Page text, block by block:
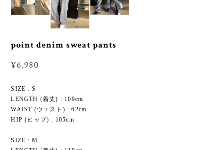
point denim sweat pants
¥6,980
SIZE : S
LENGTH (着丈) : 109cm
WAIST (ウエスト) : 62cm
HIP (ヒップ) : 105cm
SIZE : M